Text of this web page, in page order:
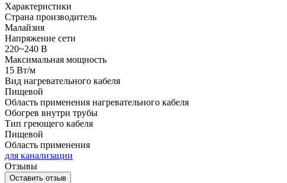
Характеристики
Страна производитель
Малайзия
Напряжение сети
220~240 В
Максимальная мощность
15 Вт/м
Вид нагревательного кабеля
Пищевой
Область применения нагревательного кабеля
Обогрев внутри трубы
Тип греющего кабеля
Пищевой
Область применения
для канализации
Отзывы
Оставить отзыв